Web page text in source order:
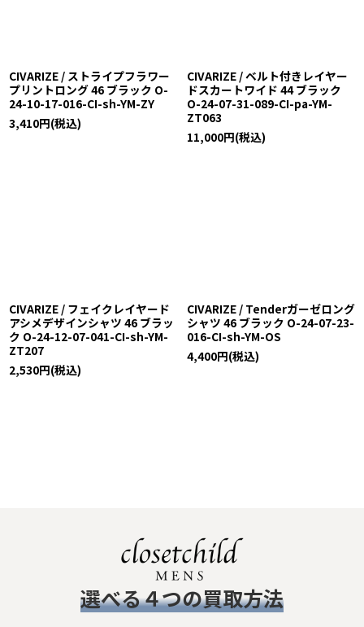
CIVARIZE / ストライプフラワー
プリントロング 46 ブラック O-
24-10-17-016-CI-sh-YM-ZY
3,410円(税込)
CIVARIZE / ベルト付きレイヤー
ドスカートワイド 44 ブラック
O-24-07-31-089-CI-pa-YM-
ZT063
11,000円(税込)
CIVARIZE / フェイクレイヤード
アシメデザインシャツ 46 ブラッ
ク O-24-12-07-041-CI-sh-YM-
ZT207
2,530円(税込)
CIVARIZE / Tenderガーゼロング
シャツ 46 ブラック O-24-07-23-
016-CI-sh-YM-OS
4,400円(税込)
​選べる４つの買取方法